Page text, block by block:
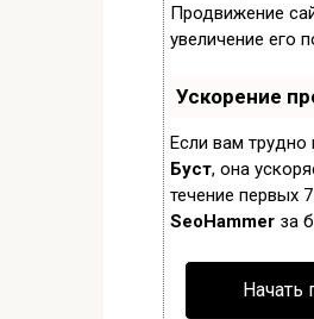
Продвижение
увеличение его
Ускорение
Если вам трудно
Буст, она
течение первых
SeoHammer за
Начать